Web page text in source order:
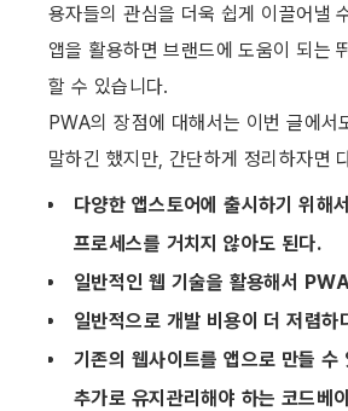
용자들의 관심을 더욱 쉽게 이끌어낼
앱을 활용하면 브랜드에 도움이 되는
할 수 있습니다.
PWA의 장점에 대해서는 이번 글에서
말하긴 했지만, 간단하게 정리하자면
다양한 앱스토어에 출시하기 위해
프로세스를 거치지 않아도 된다.
일반적인 웹 기술을 활용해서
일반적으로 개발 비용이 더 저렴하
기존의 웹사이트를 앱으로 만들 수
추가로 유지관리해야 하는 코드